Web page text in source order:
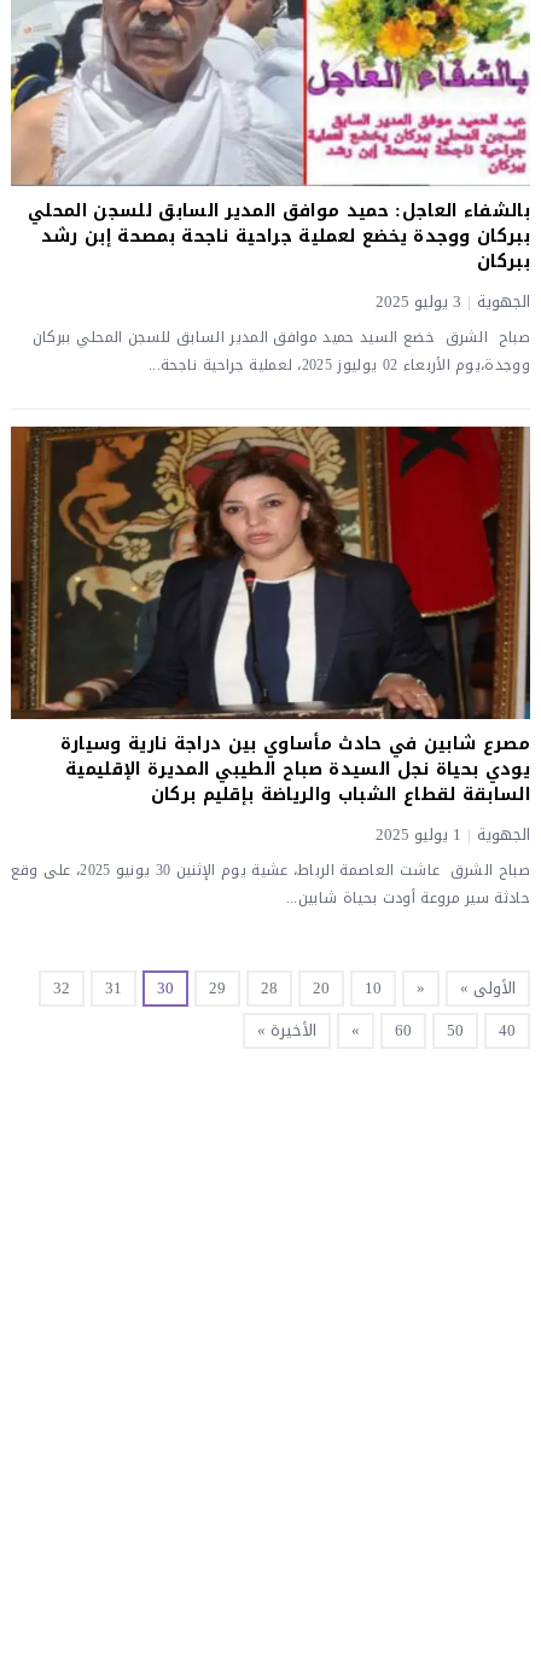
بالشفاء العاجل: حميد موافق المدير السابق للسجن المحلي
ببركان ووجدة يخضع لعملية جراحية ناجحة بمصحة إبن رشد
ببركان
الجهوية 3 يوليو 2025
صباح الشرق خضع السيد حميد موافق المدير السابق للسجن المحلي ببركان
ووجدة،يوم الأربعاء 02 يوليوز 2025، لعملية جراحية ناجحة...
مصرع شابين في حادث مأساوي بين دراجة نارية وسيارة
يودي بحياة نجل السيدة صباح الطيبي المديرة الإقليمية
السابقة لقطاع الشباب والرياضة بإقليم بركان
الجهوية 1 يوليو 2025
صباح الشرق عاشت العاصمة الرباط، عشية يوم الإثنين 30 يونيو 2025، على وقع
حادثة سير مروعة أودت بحياة شابين...
الأولى » «
10
20
28
29
30
31
32
40
50
60
» الأخيرة »